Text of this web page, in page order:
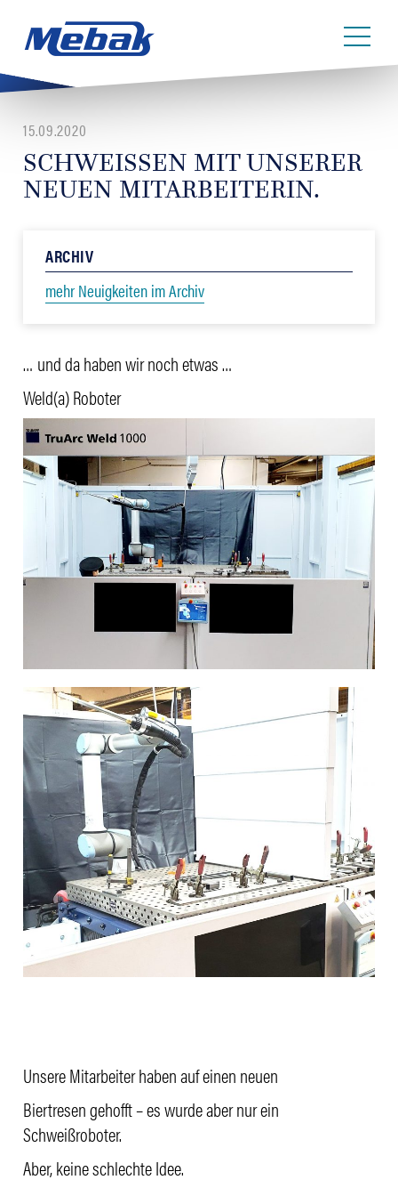
15.09.2020
SCHWEISSEN MIT UNSERER
NEUEN MITARBEITERIN.
ARCHIV
mehr Neuigkeiten im Archiv
… und da haben wir noch etwas …
Weld(a) Roboter
Unsere Mitar­beiter haben auf einen neuen
Bier­tresen gehofft – es wurde aber nur ein
Schweißroboter.
Aber, keine schlechte Idee.